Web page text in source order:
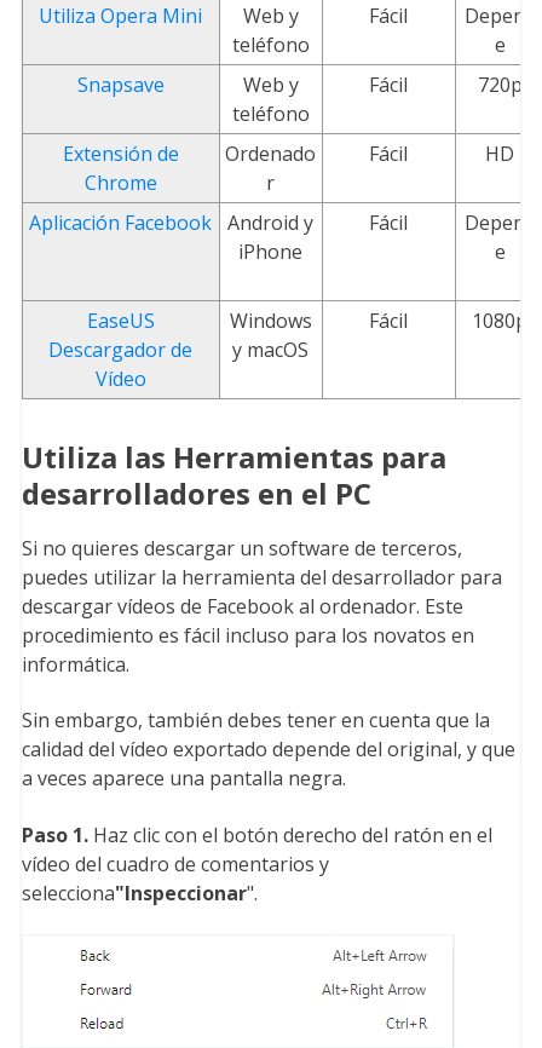
Utiliza Opera Mini
Web y
teléfono
Fácil
Depend
e
Snapsave
Web y
teléfono
Fácil 720p
Extensión de
Chrome
Ordenado
r
Fácil HD
Aplicación Facebook
Android y
iPhone
Fácil
Depend
e
EaseUS
Descargador de
Vídeo
Windows
y macOS
Fácil 1080p
Utiliza las Herramientas para
desarrolladores en el PC
Si no quieres descargar un software de terceros,
puedes utilizar la herramienta del desarrollador para
descargar vídeos de Facebook al ordenador. Este
procedimiento es fácil incluso para los novatos en
informática.
Sin embargo, también debes tener en cuenta que la
calidad del vídeo exportado depende del original, y que
a veces aparece una pantalla negra.
Paso 1. Haz clic con el botón derecho del ratón en el
vídeo del cuadro de comentarios y
selecciona"Inspeccionar".